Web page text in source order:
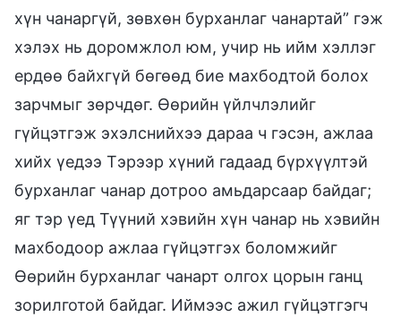
хүн чанаргүй, зөвхөн бурханлаг чанартай” гэж
хэлэх нь доромжлол юм, учир нь ийм хэллэг
ердөө байхгүй бөгөөд бие махбодтой болох
зарчмыг зөрчдөг. Өөрийн үйлчлэлийг
гүйцэтгэж эхэлснийхээ дараа ч гэсэн, ажлаа
хийх үедээ Тэрээр хүний гадаад бүрхүүлтэй
бурханлаг чанар дотроо амьдарсаар байдаг;
яг тэр үед Түүний хэвийн хүн чанар нь хэвийн
махбодоор ажлаа гүйцэтгэх боломжийг
Өөрийн бурханлаг чанарт олгох цорын ганц
зорилготой байдаг. Иймээс ажил гүйцэтгэгч